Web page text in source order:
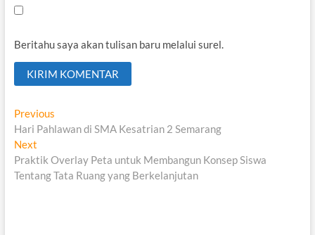
Beritahu saya akan tulisan baru melalui surel.
Navigasi
pos
PreviousPrevious
post:
Hari Pahlawan di SMA Kesatrian 2 Semarang
NextNext
post:
Praktik Overlay Peta untuk Membangun Konsep Siswa
Tentang Tata Ruang yang Berkelanjutan